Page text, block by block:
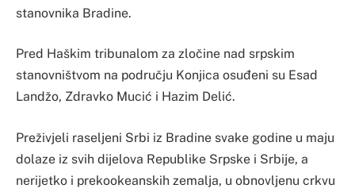
stanovnika Bradine.
Pred Haškim tribunalom za zločine nad srpskim
stanovništvom na području Konjica osuđeni su Esad
Landžo, Zdravko Mucić i Hazim Delić.
Preživjeli raseljeni Srbi iz Bradine svake godine u maju
dolaze iz svih dijelova Republike Srpske i Srbije, a
nerijetko i prekookeanskih zemalja, u obnovljenu crkvu